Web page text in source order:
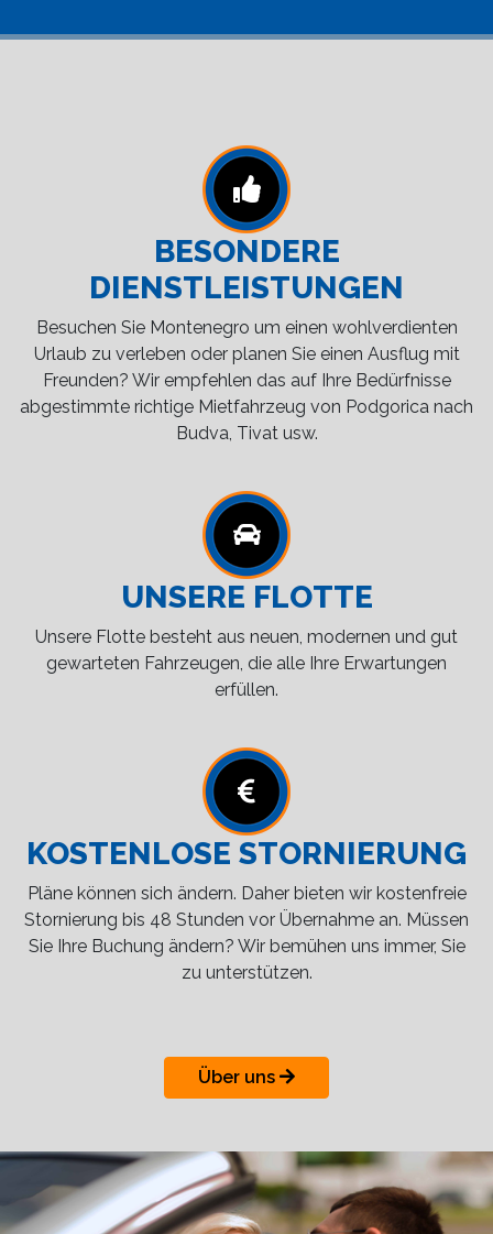
BESONDERE
DIENSTLEISTUNGEN
Besuchen Sie Montenegro um einen wohlverdienten
Urlaub zu verleben oder planen Sie einen Ausflug mit
Freunden? Wir empfehlen das auf Ihre Bedürfnisse
abgestimmte richtige Mietfahrzeug von Podgorica nach
Budva, Tivat usw.
UNSERE FLOTTE
Unsere Flotte besteht aus neuen, modernen und gut
gewarteten Fahrzeugen, die alle Ihre Erwartungen
erfüllen.
KOSTENLOSE STORNIERUNG
Pläne können sich ändern. Daher bieten wir kostenfreie
Stornierung bis 48 Stunden vor Übernahme an. Müssen
Sie Ihre Buchung ändern? Wir bemühen uns immer, Sie
zu unterstützen.
Über uns